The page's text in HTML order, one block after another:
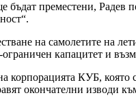
преместени, Радев
на самолетите на
капацитет и
корпорацията КУБ, която
окончателни изводи